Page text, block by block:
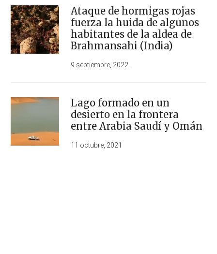
Ataque de hormigas rojas
fuerza la huida de algunos
habitantes de la aldea de
Brahmansahi (India)
9 septiembre, 2022
Lago formado en un
desierto en la frontera
entre Arabia Saudí y Omán
11 octubre, 2021